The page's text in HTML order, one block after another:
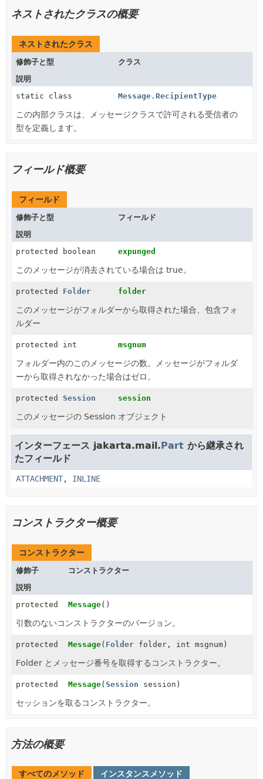
ネストされたクラスの概要
ネストされたクラス
修飾子と型
クラス
説明
static class
Message.RecipientType
この内部クラスは、メッセージクラスで許可される受信者の
型を定義します。
フィールド概要
フィールド
修飾子と型
フィールド
説明
protected boolean
expunged
このメッセージが消去されている場合は true。
protected Folder folder
このメッセージがフォルダーから取得された場合、包含フォ
ルダー
protected int msgnum
フォルダー内のこのメッセージの数。メッセージがフォルダ
ーから取得されなかった場合はゼロ。
protected Session session
このメッセージの Session オブジェクト
インターフェース jakarta.mail.Part から継承され
たフィールド
ATTACHMENT, INLINE
コンストラクター概要
コンストラクター
修飾子
コンストラクター
説明
protected
Message()
引数のないコンストラクターのバージョン。
protected Message( Folderfolder, int msgnum)
Folder とメッセージ番号を取得するコンストラクター。
protected Message( Session session)
セッションを取るコンストラクター。
方法の概要
すべてのメソッド
インスタンスメソッド